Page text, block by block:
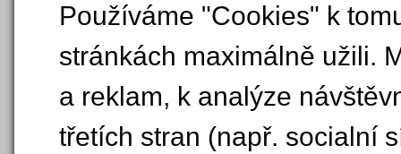
Používáme "Cookies" k
stránkách maximálně užili.
a reklam, k analýze
třetích stran (např. socialní